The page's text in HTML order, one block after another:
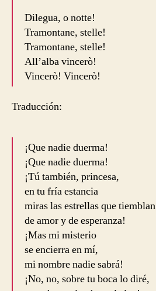
Dilegua, o notte!
Tramontane, stelle!
Tramontane, stelle!
All’alba vincerò!
Vincerò! Vincerò!
Traducción:
¡Que nadie duerma!
¡Que nadie duerma!
¡Tú también, princesa,
en tu fría estancia
miras las estrellas que tiemblan
de amor y de esperanza!
¡Mas mi misterio
se encierra en mí,
mi nombre nadie sabrá!
¡No, no, sobre tu boca lo diré,